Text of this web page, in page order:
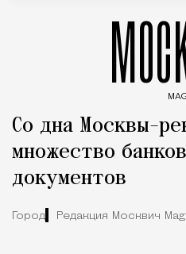
Со дна Москвы-
множество
документов
Город Редакция Москвич Mag